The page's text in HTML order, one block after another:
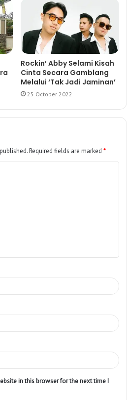
Rockin’ Abby Selami Kisah
Cinta Secara Gamblang
Melalui ‘Tak Jadi Jaminan’
25 October 2022
Required fields are marked *
in this browser for the next time I